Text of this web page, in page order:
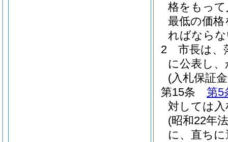
格をもっ
最低の価
ればなら
2
市長は、
に公表し
(入札保証
第15条
第5
対しては
(昭和22年
に、直ち